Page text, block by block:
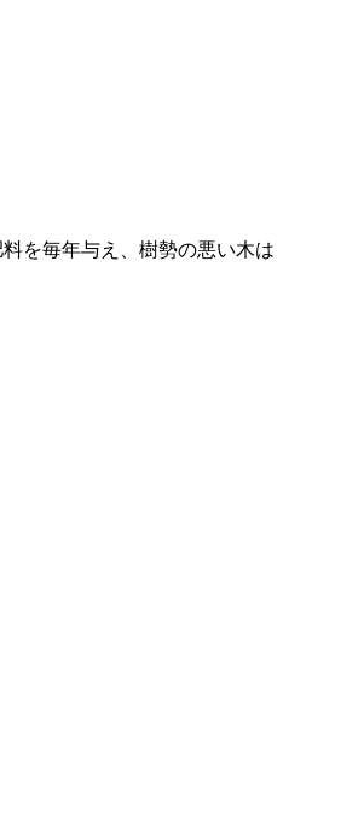
を毎年与え、樹勢の悪い木は